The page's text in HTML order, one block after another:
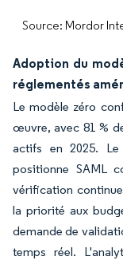
Source: Mordor
Adoption du
réglementés
Le modèle zéro
œuvre, avec 81 %
actifs en 2025. Le
positionne SAML
vérification
la priorité aux
demande de
temps réel.